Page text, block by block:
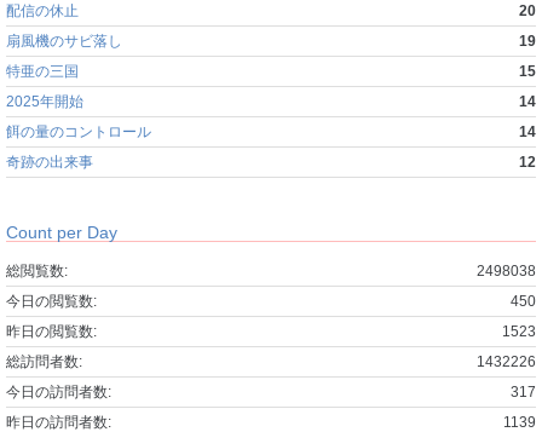
配信の休止
20
扇風機のサビ落し
19
特亜の三国
15
2025年開始
14
餌の量のコントロール
14
奇跡の出来事
12
Count per Day
2498038
総閲覧数:
450
今日の閲覧数:
1523
昨日の閲覧数:
1432226
総訪問者数:
317
今日の訪問者数:
1139
昨日の訪問者数: